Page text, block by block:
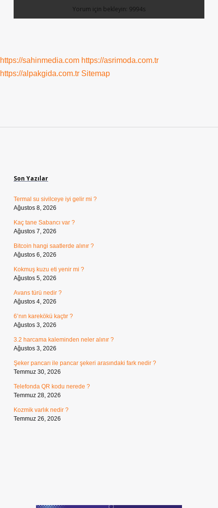
https://sahinmedia.com https://asrimoda.com.tr
https://alpakgida.com.tr Sitemap
Son Yazılar
Termal su sivilceye iyi gelir mi ?
Ağustos 8, 2026
Kaç tane Sabancı var ?
Ağustos 7, 2026
Bitcoin hangi saatlerde alınır ?
Ağustos 6, 2026
Kokmuş kuzu eti yenir mi ?
Ağustos 5, 2026
Avans türü nedir ?
Ağustos 4, 2026
6’nın karekökü kaçtır ?
Ağustos 3, 2026
3.2 harcama kaleminden neler alınır ?
Ağustos 3, 2026
Şeker pancarı ile pancar şekeri arasındaki fark nedir ?
Temmuz 30, 2026
Telefonda QR kodu nerede ?
Temmuz 28, 2026
Kozmik varlık nedir ?
Temmuz 26, 2026